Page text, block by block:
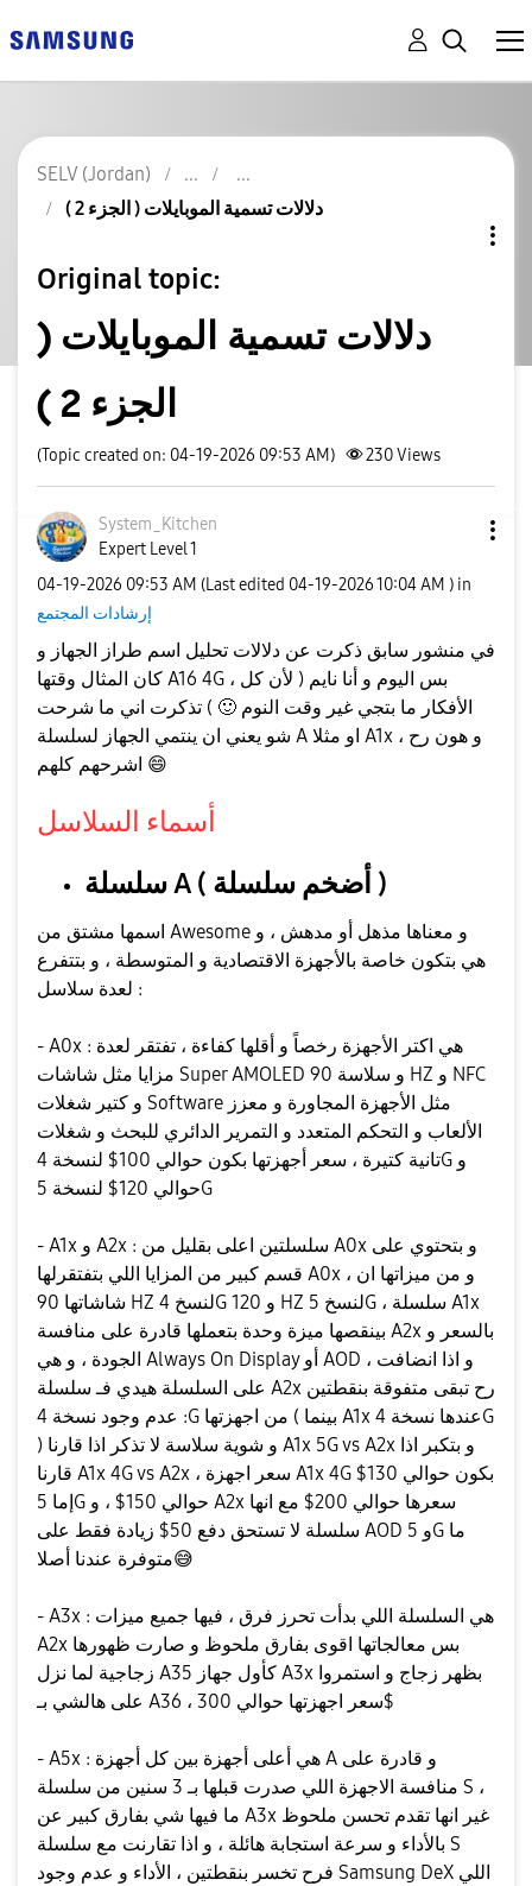
SELV (Jordan)
دلالات تسمية الموبايلات ( الجزء 2 )
Original topic:
دلالات تسمية الموبايلات (
الجزء 2 )
(Topic created on: 04-19-2026 09:53 AM) 230Views
System_Kitchen
Expert Level 1
‎04-19-2026 09:53 AM (Last edited ‎04-19-202610:04 AM ) in
إرشادات المجتمع
في منشور سابق ذكرت عن دلالات تحليل اسم طراز الجهاز و
كان المثال وقتها A16 4G ، بس اليوم و أنا نايم ( لأن كل
الأفكار ما بتجي غير وقت النوم 🙂 ) تذكرت اني ما شرحت
شو يعني ان ينتمي الجهاز لسلسلة A او مثلا A1x ، و هون رح
😄
أسماء السلاسل
سلسلة A ( أضخم سلسلة )
اسمها مشتق من Awesome و معناها مذهل أو مدهش ، و
هي بتكون خاصة بالأجهزة الاقتصادية و المتوسطة ، و بتتفرع
لعدة سلاسل :
- A0x : هي اكتر الأجهزة رخصاً و أقلها كفاءة ، تفتقر لعدة
مزايا مثل شاشات Super AMOLED و سلاسة 90 HZ و NFC
و كتير شغلات Software مثل الأجهزة المجاورة و معزز
الألعاب و التحكم المتعدد و التمرير الدائري للبحث و شغلات
تانية كتيرة ، سعر أجهزتها بكون حوالي 100$ لنسخة 4G و
حوالي 120$ لنسخة 5G
- A1x و A2x : سلسلتين اعلى بقليل من A0x و بتحتوي على
قسم كبير من المزايا اللي بتفتقرلها A0x ، و من ميزاتها ان
شاشاتها 90 HZ لنسخ 4G و 120 HZ لنسخ 5G ، سلسلة A1x
بينقصها ميزة وحدة بتعملها قادرة على منافسة A2x بالسعر و
الجودة ، و هي Always On Display أو AOD ، و اذا انضافت
على السلسلة هيدي فـ سلسلة A2x رح تبقى متفوقة بنقطتين
: عدم وجود نسخة 4G من اجهزتها ( بينما A1x عندها نسخة 4G
) و شوية سلاسة لا تذكر اذا قارنا A1x 5G vs A2x و بتكبر اذا
قارنا A1x 4G vs A2x ، سعر اجهزة A1x 4G بكون حوالي 130$
إما 5G حوالي 150$ ، و A2x سعرها حوالي 200$ مع انها
سلسلة لا تستحق دفع 50$ زيادة فقط على AOD و 5G ما
متوفرة عندنا أصلا😅
- A3x : هي السلسلة اللي بدأت تحرز فرق ، فيها جميع ميزات
A2x بس معالجاتها اقوى بفارق ملحوظ و صارت ظهورها
زجاجية لما نزل A35 كأول جهاز A3x بظهر زجاج و استمروا
على هالشي بـ A36 ، سعر اجهزتها حوالي 300$
- A5x : هي أعلى أجهزة بين كل أجهزة A و قادرة على
منافسة الاجهزة اللي صدرت قبلها بـ 3 سنين من سلسلة S ،
ما فيها شي بفارق كبير عن A3x غير انها تقدم تحسن ملحوظ
بالأداء و سرعة استجابة هائلة ، و اذا تقارنت مع سلسلة S
فرح تخسر بنقطتين ، الأداء و عدم وجود Samsung DeX اللي